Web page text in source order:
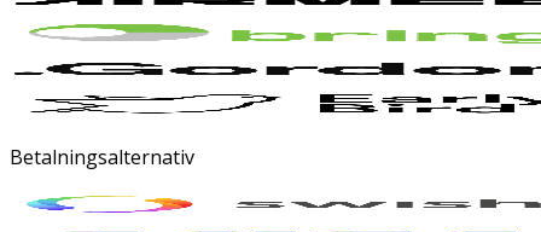
Betalningsalternativ